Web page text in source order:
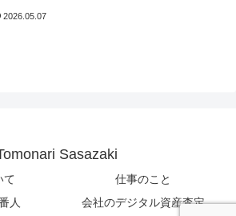
2026.05.07
Sasazaki
て
仕事のこと
人
会社のデジタル資産査定